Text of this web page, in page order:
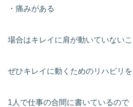
・痛みがある
場合はキレイに肩が動いていない
ぜひキレイに動くためのリハビリを
1人で仕事の合間に書いているので